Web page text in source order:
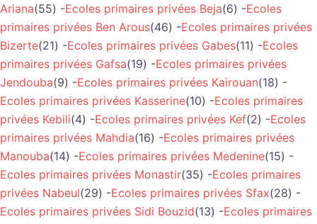
Ariana(55) -Ecoles primaires privées Beja(6) -Ecoles
primaires privées Ben Arous(46) -Ecoles primaires privées
Bizerte(21) -Ecoles primaires privées Gabes(11) -Ecoles
primaires privées Gafsa(19) -Ecoles primaires privées
Jendouba(9) -Ecoles primaires privées Kairouan(18) -
Ecoles primaires privées Kasserine(10) -Ecoles primaires
privées Kebili(4) -Ecoles primaires privées Kef(2) -Ecoles
primaires privées Mahdia(16) -Ecoles primaires privées
Manouba(14) -Ecoles primaires privées Medenine(15) -
Ecoles primaires privées Monastir(35) -Ecoles primaires
privées Nabeul(29) -Ecoles primaires privées Sfax(28) -
Ecoles primaires privées Sidi Bouzid(13) -Ecoles primaires